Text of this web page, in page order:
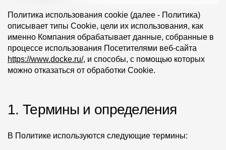
Фасадные материалы
Сайдинг
Софиты
Фасадная плитка
Политика использования cookie (далее - Политика)
описывает типы Cookie, цели их использования, как
именно Компания обрабатывает данные, собранные в
процессе использования Посетителями веб-сайта
https://www.docke.ru/, и способы, с помощью которых
можно отказаться от обработки Cookie.
1. Термины и определения
В Политике используются следующие термины: